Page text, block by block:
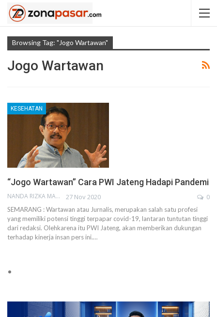
Browsing Tag: "Jogo Wartawan"
Jogo Wartawan
KESEHATAN
“Jogo Wartawan” Cara PWI Jateng Hadapi Pandemi
NANDA RIZKA MAHENDRA 27 Nov 2020 0
SEMARANG : Wartawan atau Jurnalis, merupakan salah satu profesi
yang memiliki potensi tinggi terpapar covid-19, lantaran tuntutan tinggi
dari redaksi. Olehkarena itu PWI Jateng, akan memberikan dukungan
terhadap kinerja insan pers ini.…